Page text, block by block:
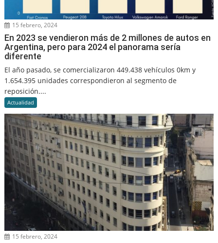
15 febrero, 2024
En 2023 se vendieron más de 2 millones de autos en
Argentina, pero para 2024 el panorama sería
diferente
El año pasado, se comercializaron 449.438 vehículos 0km y
1.654.395 unidades correspondieron al segmento de
reposición....
Actualidad
15 febrero, 2024